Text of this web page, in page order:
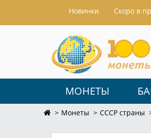
Hовинки Скоро в
МОНЕТЫ
Монеты СССР страны